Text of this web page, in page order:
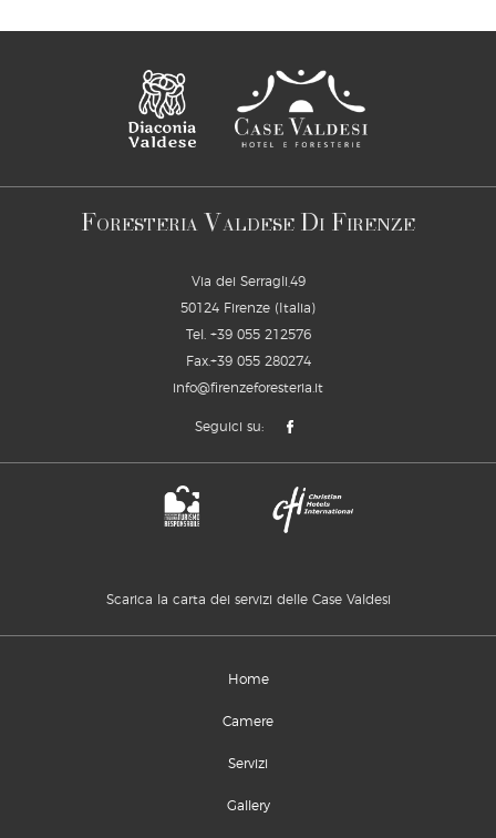
FORESTERIA V ALDESE DI FIRENZE
Via dei Serragli,49
50124 Firenze (Italia)
Tel. +39 055 212576
Fax.+39 055 280274
info@firenzeforesteria.it
Seguici su:
Scarica la carta dei servizi delle Case Valdesi
Home
Camere
Servizi
Gallery